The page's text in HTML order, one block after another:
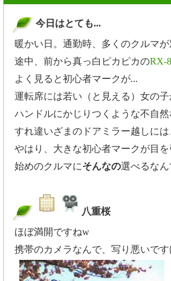
今日はとても...
暖かい日。通勤時、多くのクルマ
途中、前から真っ白ピカピカのRX-8
よく見ると初心者マークが...
運転席には若い（と見える）女の子
ハンドルにかじりつくような不自
すれ違いざまのドアミラー越しには
やはり、大きな初心者マークが目
始めのクルマにそんなの選べるな
八重桜
ほぼ満開ですねw
携帯のカメラなんで、写り悪いです